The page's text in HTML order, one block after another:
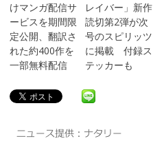
けマンガ配信サ
ービスを期間限
定公開、翻訳さ
れた約400作を
一部無料配信
レイバー」新作
読切第2弾が次
号のスピリッツ
に掲載 付録ス
テッカーも